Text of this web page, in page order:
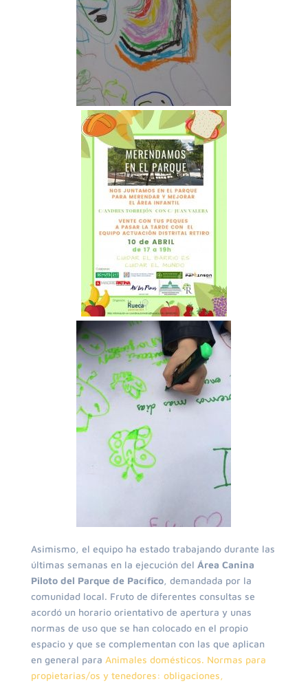
Asimismo, el equipo ha estado trabajando durante las
últimas semanas en la ejecución del Área Canina
Piloto del Parque de Pacífico, demandada por la
comunidad local. Fruto de diferentes consultas se
acordó un horario orientativo de apertura y unas
normas de uso que se han colocado en el propio
espacio y que se complementan con las que aplican
en general para Animales domésticos. Normas para
propietarias/os y tenedores: obligaciones,